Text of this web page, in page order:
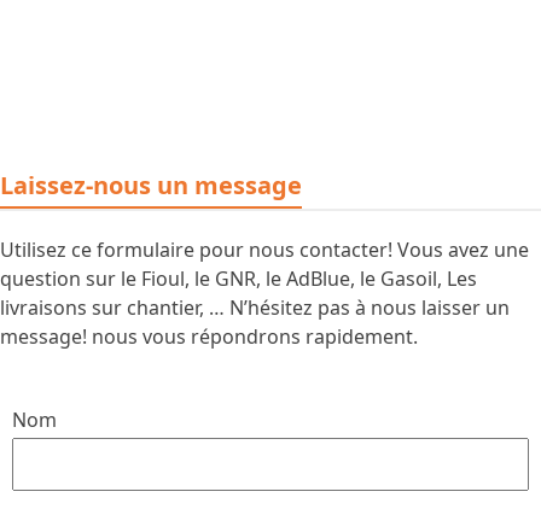
Laissez-nous un message
Utilisez ce formulaire pour nous contacter! Vous avez une
question sur le Fioul, le GNR, le AdBlue, le Gasoil, Les
livraisons sur chantier, … N’hésitez pas à nous laisser un
message! nous vous répondrons rapidement.
Nom